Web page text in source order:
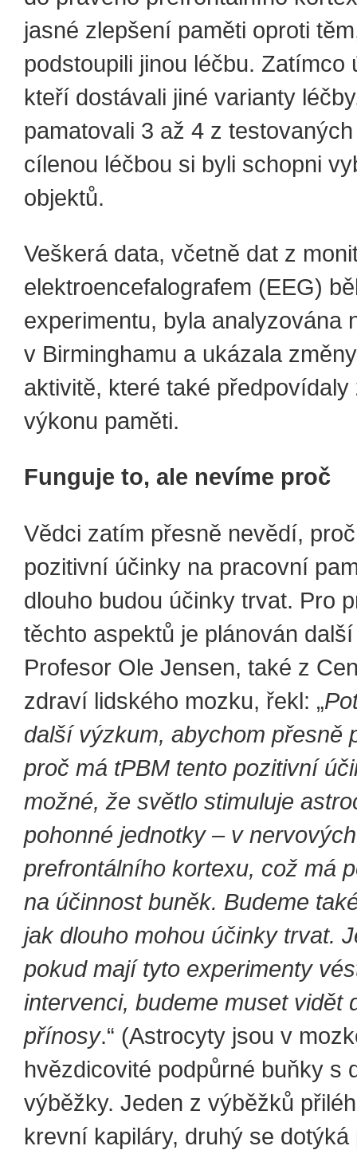
jasné zlepšení paměti oproti
podstoupili jinou léčbu. Zatímco
kteří dostávali jiné varianty
pamatovali 3 až 4 z
cílenou léčbou si byli schopni
objektů.
Veškerá data, včetně dat z
elektroencefalografem (EEG)
experimentu, byla analyzována
v Birminghamu a ukázala
aktivitě, které také předpovídaly
výkonu paměti.
Funguje to, ale nevíme proč
Vědci zatím přesně nevědí,
pozitivní účinky na pracovní
dlouho budou účinky trvat. Pro
těchto aspektů je plánován
Profesor Ole Jensen, také z
zdraví lidského mozku, řekl: „
další výzkum, abychom přesně
proč má tPBM tento pozitivní
možné, že světlo stimuluje
pohonné jednotky – v
prefrontálního kortexu, což má
na účinnost buněk. Budeme
jak dlouho mohou účinky trvat.
pokud mají tyto experimenty
intervenci, budeme muset vidět
přínosy.“ (Astrocyty jsou v
hvězdicovité podpůrné buňky s
výběžky. Jeden z výběžků
krevní kapiláry, druhý se dotýká